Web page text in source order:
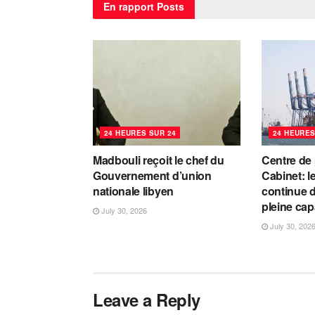
En rapport Posts
24 HEURES SUR 24
Madbouli reçoit le chef du
Gouvernement d’union
nationale libyen
July 30, 2026
24
Centre
Cabinet:
continue
pleine
July 30, 2026
Leave a Reply